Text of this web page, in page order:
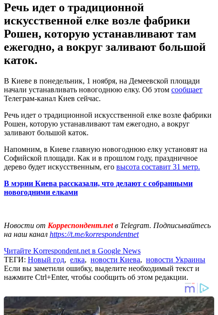
Речь идет о традиционной
искусственной елке возле фабрики
Рошен, которую устанавливают там
ежегодно, а вокруг заливают большой
каток.
В Киеве в понедельник, 1 ноября, на Демеевской площади
начали устанавливать новогоднюю елку. Об этом сообщает
Телеграм-канал Киев сейчас.
Речь идет о традиционной искусственной елке возле фабрики
Рошен, которую устанавливают там ежегодно, а вокруг
заливают большой каток.
Напомним, в Киеве главную новогоднюю елку установят на
Софийской площади. Как и в прошлом году, праздничное
дерево будет искусственным, его высота составит 31 метр.
В мэрии Киева рассказали, что делают с собранными
новогодними елками
Новости от Корреспондент.netв Telegram. Подписывайтесь
на наш канал https://t.me/korrespondentnet
Читайте Korrespondent.net в Google News
ТЕГИ: Новый год, елка, новости Киева, новости Украины
Если вы заметили ошибку, выделите необходимый текст и
нажмите Ctrl+Enter, чтобы сообщить об этом редакции.